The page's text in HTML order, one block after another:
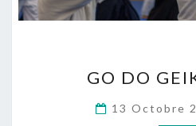
GO DO
13 Octobre